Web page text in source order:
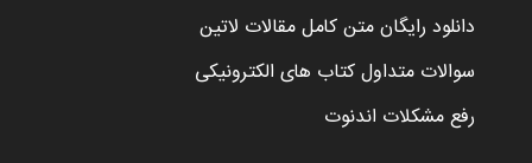
دانلود رایگان متن کامل مقالات لاتین
سوالات متداول کتاب های الکترونیکی
رفع مشکلات اندنوت